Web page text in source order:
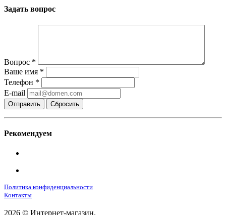
Задать вопрос
Вопрос *
Ваше имя *
Телефон *
E-mail
Сбросить
Рекомендуем
Политика конфиденциальности
Контакты
2026 © Интернет-магазин.